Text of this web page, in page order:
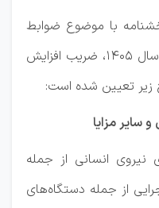
(2) این بخشنامه با موضوع ضوابط
مالی تهیه و تدوین لایحه بودجه سال 1405، ضریب افزایش
نیروی انسانی از جمله
از جمله دستگاه‌های